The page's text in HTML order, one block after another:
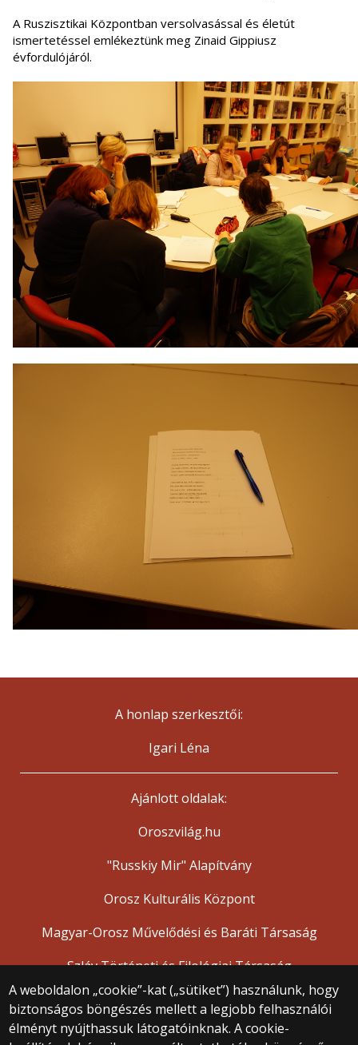
A Ruszisztikai Központban versolvasással és életút
ismertetéssel emlékeztünk meg Zinaid Gippiusz
évfordulójáról.
A weboldalon „cookie”-kat („sütiket”) használunk, hogy
biztonságos böngészés mellett a legjobb felhasználói
élményt nyújthassuk látogatóinknak. A cookie-
A honlap szerkesztői:
Igari Léna
Ajánlott oldalak:
Oroszvilág.hu
"Russkiy Mir" Alapítvány
Orosz Kulturális Központ
Magyar-Orosz Művelődési és Baráti Társaság
Szláv Történeti és Filológiai Társaság
© 2025 Eötvös Loránd Tudományegyetem
Minden jog fenntartva.